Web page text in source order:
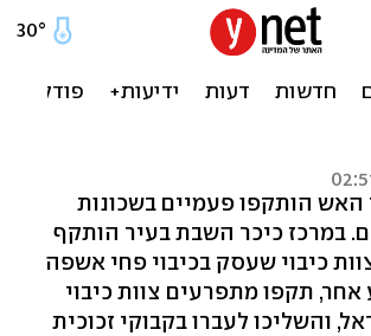
תקיפה של כבאים
חרדיות בירושלים
האש הותקפו פעמיים בשכונות
במרכז כיכר השבת בעיר הותקף
כיבוי שעסק בכיבוי פחי אשפה
אחר, תקפו מתפרעים צוות כיבוי
והשליכו לעברו בקבוקי זכוכית